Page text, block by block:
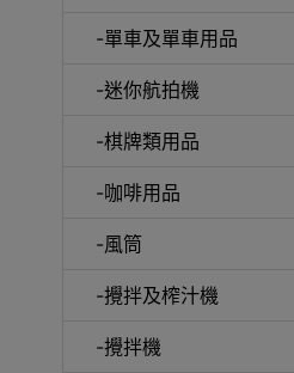
-單車及單車用品
-迷你航拍機
-棋牌類用品
-咖啡用品
-風筒
-攪拌及榨汁機
-攪拌機